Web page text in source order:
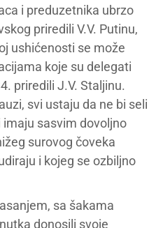
i preduzetnika ubrzo
priredili V.V. Putinu,
ushićenosti se može
koje su delegati
priredili J.V. Staljinu.
svi ustaju da ne bi seli
imaju sasvim dovoljno
surovog čoveka
i kojeg se ozbiljno
sa šakama
donosili svoje